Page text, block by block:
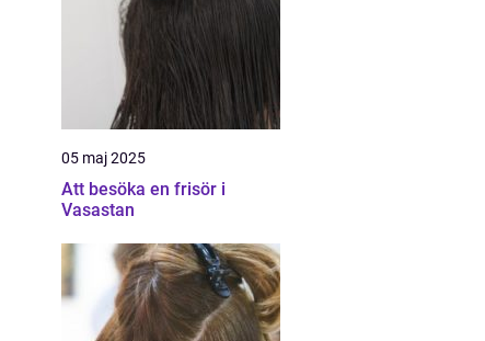
05 maj 2025
Att besöka en frisör i
Vasastan